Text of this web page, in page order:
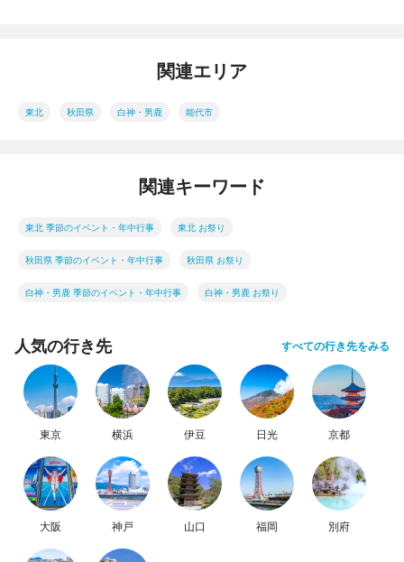
関連エリア
東北 秋田県 白神・男鹿 能代市
関連キーワード
東北 季節のイベント・年中行事 東北 お祭り
秋田県 季節のイベント・年中行事 秋田県 お祭り
白神・男鹿 季節のイベント・年中行事 白神・男鹿 お祭り
人気の行き先 すべての行き先をみる
東京 横浜 伊豆 日光 京都
大阪 神戸 山口 福岡 別府